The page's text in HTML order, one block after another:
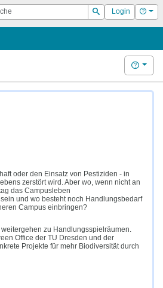
Suchen
Login Hilfe
Hilfe
oder den Einsatz von Pestiziden - in
zerstört wird. Aber wo, wenn nicht an
das Campusleben
und wo besteht noch Handlungsbedarf
Campus einbringen?
zu Handlungsspielräumen.
Office der TU Dresden und der
Projekte für mehr Biodiversität durch